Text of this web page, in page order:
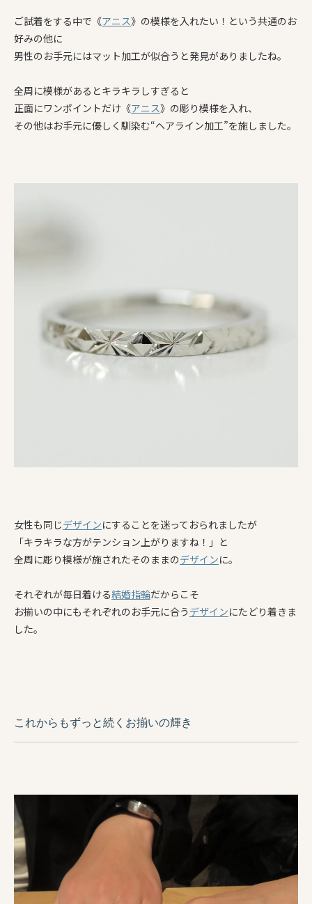
ご試着をする中で《アニス》の模様を入れたい！という共通のお
好みの他に
男性のお手元にはマット加工が似合うと発見がありましたね。
全周に模様があるとキラキラしすぎると
正面にワンポイントだけ《アニス》の彫り模様を入れ、
その他はお手元に優しく馴染む“ヘアライン加工”を施しました。
女性も同じデザインにすることを迷っておられましたが
「キラキラな方がテンション上がりますね！」と
全周に彫り模様が施されたそのままのデザインに。
それぞれが毎日着ける結婚指輪だからこそ
お揃いの中にもそれぞれのお手元に合う デザインにたどり着きま
した。
これからもずっと続くお揃いの輝き